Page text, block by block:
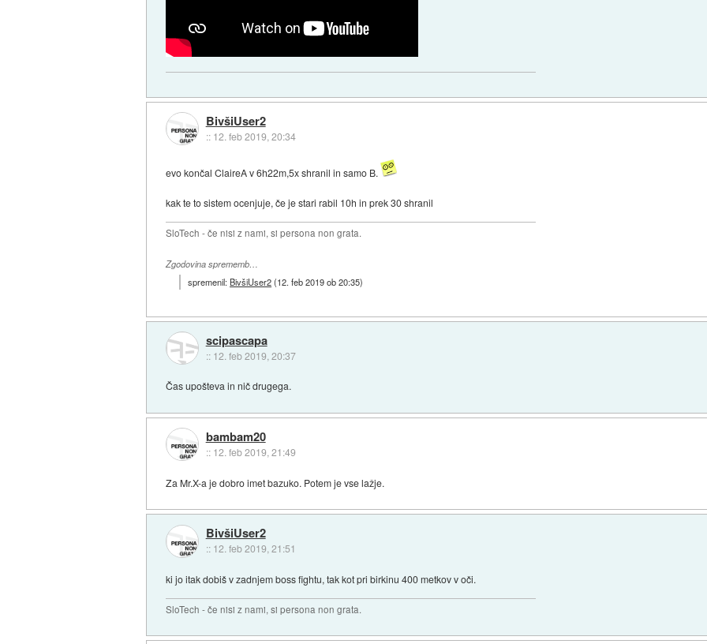
BivšiUser2
:: 12. feb 2019, 20:34
evo končal ClaireA v 6h22m,5x shranil in samo B.
kak te to sistem ocenjuje, če je stari rabil 10h in prek 30 shranil
SloTech - če nisi z nami, si persona non grata.
Zgodovina sprememb…
spremenil:BivšiUser2(12. feb 2019 ob 20:35)
scipascapa
:: 12. feb 2019, 20:37
Čas upošteva in nič drugega.
bambam20
:: 12. feb 2019, 21:49
Za Mr.X-a je dobro imet bazuko. Potem je vse lažje.
BivšiUser2
:: 12. feb 2019, 21:51
ki jo itak dobiš v zadnjem boss fightu, tak kot pri birkinu 400 metkov v oči.
SloTech - če nisi z nami, si persona non grata.